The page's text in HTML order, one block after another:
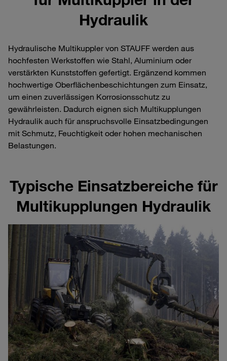
Hydraulik
Hydraulische Multikuppler von STAUFF werden aus
hochfesten Werkstoffen wie Stahl, Aluminium oder
verstärkten Kunststoffen gefertigt. Ergänzend kommen
hochwertige Oberflächenbeschichtungen zum Einsatz,
um einen zuverlässigen Korrosionsschutz zu
gewährleisten. Dadurch eignen sich Multikupplungen
Hydraulik auch für anspruchsvolle Einsatzbedingungen
mit Schmutz, Feuchtigkeit oder hohen mechanischen
Belastungen.
Typische Einsatzbereiche für
Multikupplungen Hydraulik